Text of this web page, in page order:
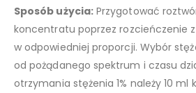
Sposób użycia:Przygotować
koncentratu poprzez rozcieńczenie
w odpowiedniej proporcji. Wybór
od pożądanego spektrum i czasu
otrzymania stężenia 1% należy 10 ml